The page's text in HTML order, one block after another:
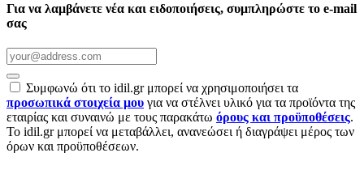
Για να λαμβάνετε νέα και ειδοποιήσεις, συμπληρώστε το e-mail
σας
Συμφωνώ ότι το idil.gr μπορεί να χρησιμοποιήσει τα
προσωπικά στοιχεία μου για να στέλνει υλικό για τα προϊόντα της
εταιρίας και συναινώ με τους παρακάτω όρους και προϋποθέσεις.
Το idil.gr μπορεί να μεταβάλλει, ανανεώσει ή διαγράψει μέρος των
όρων και προϋποθέσεων.